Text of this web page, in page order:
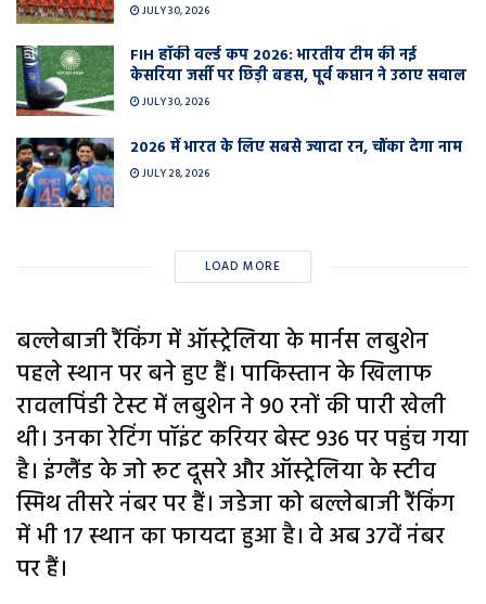
JULY 30, 2026
FIH हॉकी वर्ल्ड कप 2026: भारतीय टीम की नई
केसरिया जर्सी पर छिड़ी बहस, पूर्व कप्तान ने उठाए सवाल
JULY 30, 2026
2026 में भारत के लिए सबसे ज्यादा रन, चौंका देगा नाम
JULY 28, 2026
LOAD MORE
बल्लेबाजी रैंकिंग में ऑस्ट्रेलिया के मार्नस लबुशेन
पहले स्थान पर बने हुए हैं। पाकिस्तान के खिलाफ
रावलपिंडी टेस्ट में लबुशेन ने 90 रनों की पारी खेली
थी। उनका रेटिंग पॉइंट करियर बेस्ट 936 पर पहुंच गया
है। इंग्लैंड के जो रूट दूसरे और ऑस्ट्रेलिया के स्टीव
स्मिथ तीसरे नंबर पर हैं। जडेजा को बल्लेबाजी रैंकिंग
में भी 17 स्थान का फायदा हुआ है। वे अब 37वें नंबर
पर हैं।